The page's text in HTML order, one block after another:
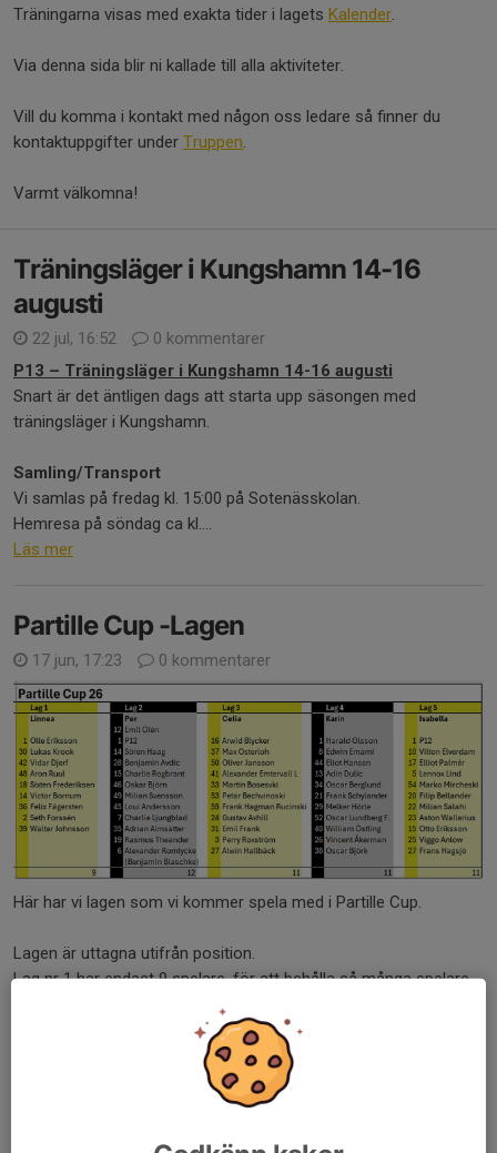
Träningarna visas med exakta tider i lagets Kalender.
Via denna sida blir ni kallade till alla aktiviteter.
Vill du komma i kontakt med någon oss ledare så finner du
kontaktuppgifter under Truppen.
Varmt välkomna!
Träningsläger i Kungshamn 14-16
augusti
22 jul, 16:52
0 kommentarer
P13 – Träningsläger i Kungshamn 14-16 augusti
Snart är det äntligen dags att starta upp säsongen med
träningsläger i Kungshamn.
Samling/Transport
Vi samlas på fredag kl. 15:00 på Sotenässkolan.
Hemresa på söndag ca kl....
Läs mer
Partille Cup -Lagen
17 jun, 17:23 0 kommentarer
Här har vi lagen som vi kommer spela med i Partille Cup.
Lagen är uttagna utifrån position.
Lag nr 1 har endast 9 spelare, för att behålla så många spelare
och bredd som möjligt i de övriga lagen.
Ni kommer ALLA ha viktiga...